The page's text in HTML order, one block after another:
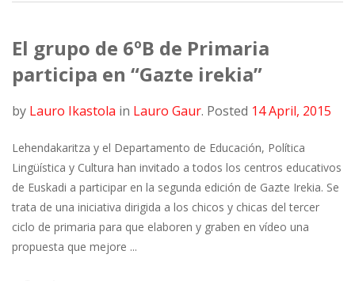
El grupo de 6ºB de Primaria
participa en “Gazte irekia”
by Lauro Ikastola in Lauro Gaur. Posted 14 April, 2015
Lehendakaritza y el Departamento de Educación, Política
Lingüística y Cultura han invitado a todos los centros educativos
de Euskadi a participar en la segunda edición de Gazte Irekia. Se
trata de una iniciativa dirigida a los chicos y chicas del tercer
ciclo de primaria para que elaboren y graben en vídeo una
propuesta que mejore ...